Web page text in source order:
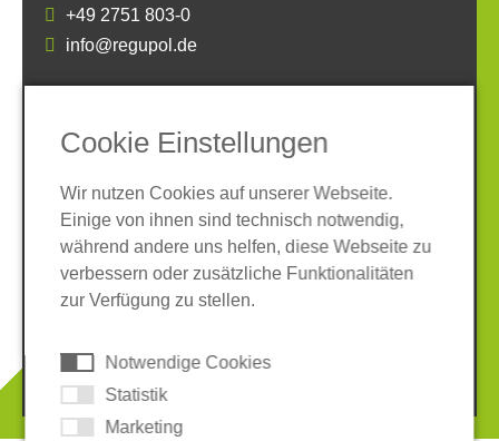
+49 2751 803-0
info@regupol.de
SOCIAL MEDIA
Impressum
Datenschutz
© 2026 REGUPOL Germany GmbH & Co. KG
Cookie Einstellungen
Wir nutzen Cookies auf unserer Webseite.
Einige von ihnen sind technisch notwendig,
während andere uns helfen, diese Webseite zu
verbessern oder zusätzliche Funktionalitäten
zur Verfügung zu stellen.
Notwendige Cookies
Statistik
Marketing